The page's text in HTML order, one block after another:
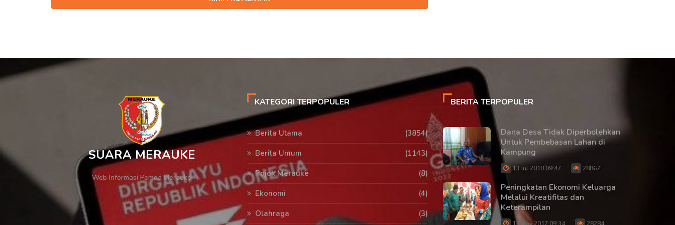
SUARA MERAUKE
Web Informasi Pemda Merauke
KATEGORI TERPOPULER
Berita Utama
(3854)
Berita Umum
(1143)
Pojok Merauke
(8)
Ekonomi
(4)
Olahraga
(3)
BERITA TERPOPULER
Dana Desa Tidak Diperbolehkan
Untuk Pembebasan Lahan di
Kampung
13 Jul 2018 09:47 28867
Peningkatan Ekonomi Keluarga
Melalui Kreatifitas dan
Keterampilan
13 Nov 2017 09:34 28284